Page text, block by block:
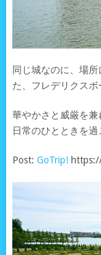
同じ城なのに、場
た、フレデリクスボ
華やかさと威厳を
日常のひとときを過
Post: GoTrip!